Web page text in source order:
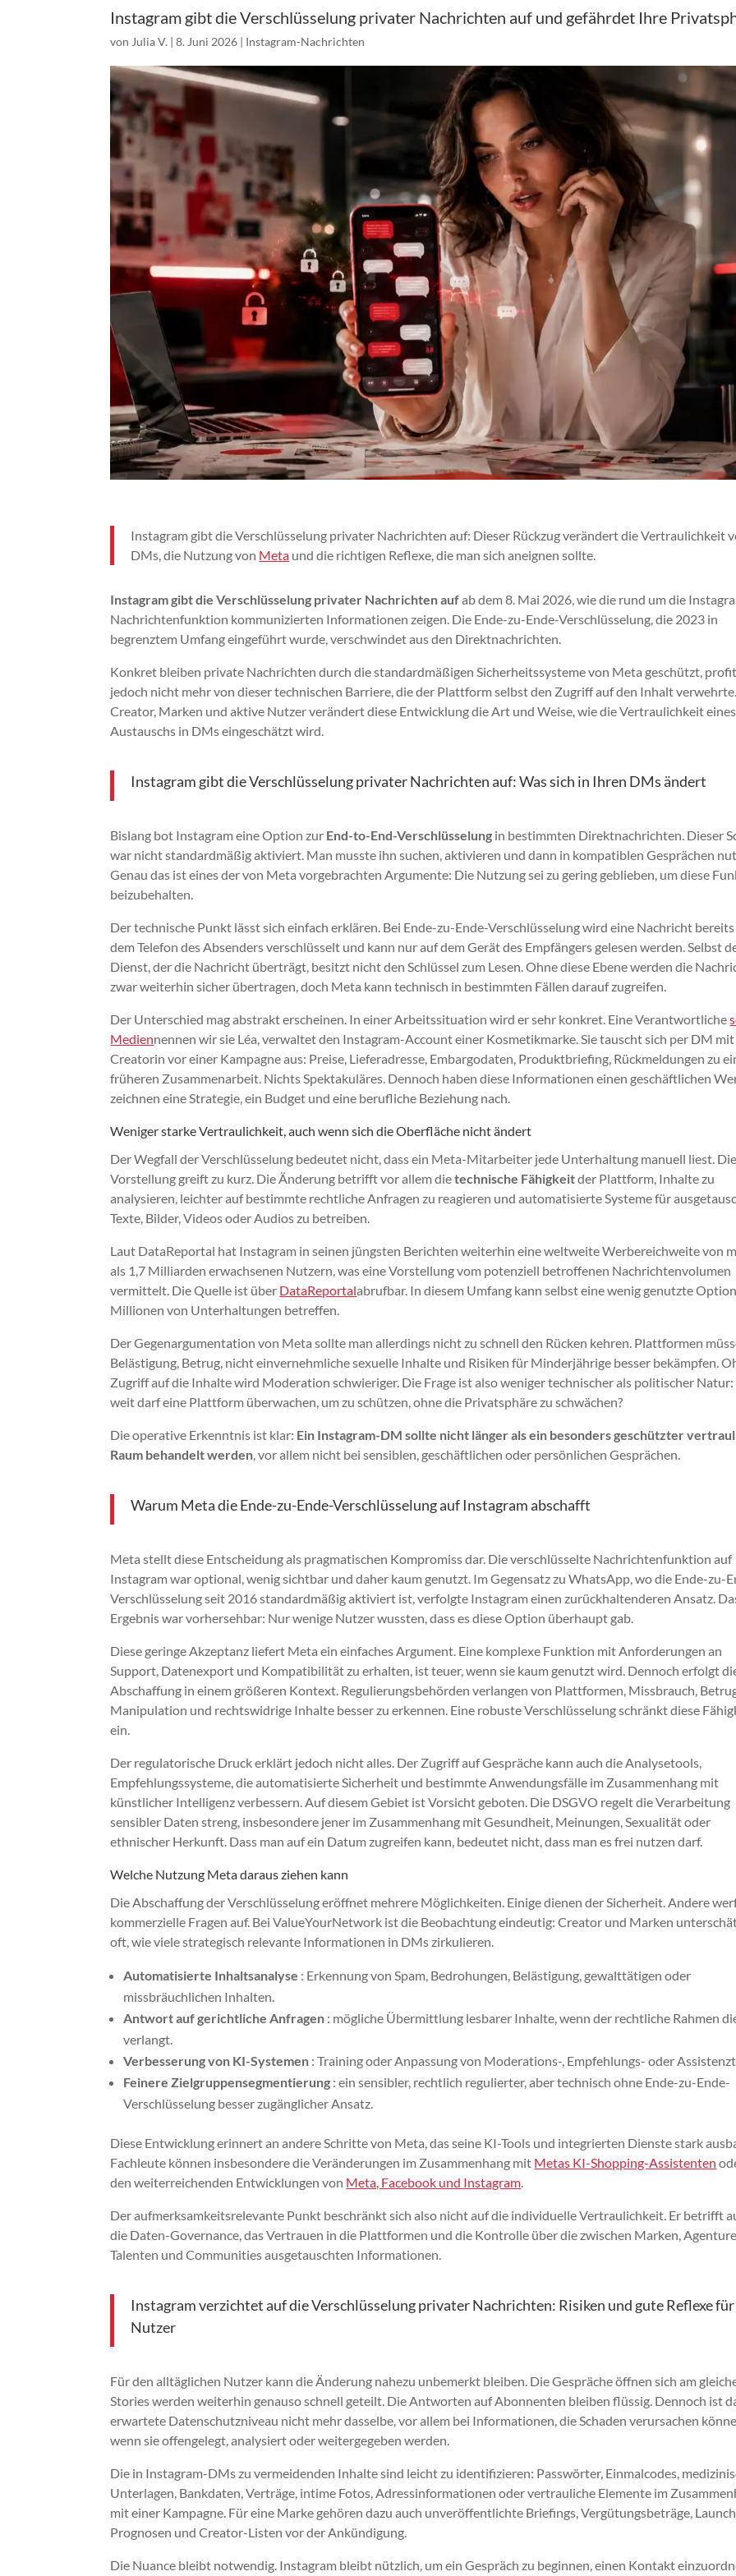
Instagram gibt die Verschlüsselung privater Nachrichten auf und gefährdet Ihre
von Julia V. |8. Juni 2026 | Instagram-Nachrichten
Instagram gibt die Verschlüsselung privater Nachrichten auf: Dieser Rückzug verändert die Vertraulichkeit
DMs, die Nutzung von Meta und die richtigen Reflexe, die man sich aneignen sollte.
Instagram gibt die Verschlüsselung privater Nachrichten aufab dem 8. Mai 2026, wie die rund um die
Nachrichtenfunktion kommunizierten Informationen zeigen. Die Ende-zu-Ende-Verschlüsselung, die 2023 in
begrenztem Umfang eingeführt wurde, verschwindet aus den Direktnachrichten.
Konkret bleiben private Nachrichten durch die standardmäßigen Sicherheitssysteme von Meta geschützt,
jedoch nicht mehr von dieser technischen Barriere, die der Plattform selbst den Zugriff auf den Inhalt
Creator, Marken und aktive Nutzer verändert diese Entwicklung die Art und Weise, wie die Vertraulichkeit eines
Austauschs in DMs eingeschätzt wird.
Instagram gibt die Verschlüsselung privater Nachrichten auf: Was sich in Ihren DMs ändert
Bislang bot Instagram eine Option zur End-to-End-Verschlüsselung in bestimmten Direktnachrichten. Dieser
war nicht standardmäßig aktiviert. Man musste ihn suchen, aktivieren und dann in kompatiblen Gesprächen
Genau das ist eines der von Meta vorgebrachten Argumente: Die Nutzung sei zu gering geblieben, um diese
beizubehalten.
Der technische Punkt lässt sich einfach erklären. Bei Ende-zu-Ende-Verschlüsselung wird eine Nachricht
dem Telefon des Absenders verschlüsselt und kann nur auf dem Gerät des Empfängers gelesen werden. Selbst
Dienst, der die Nachricht überträgt, besitzt nicht den Schlüssel zum Lesen. Ohne diese Ebene werden die
zwar weiterhin sicher übertragen, doch Meta kann technisch in bestimmten Fällen darauf zugreifen.
Der Unterschied mag abstrakt erscheinen. In einer Arbeitssituation wird er sehr konkret. Eine Verantwortliche
Mediennennen wir sie Léa, verwaltet den Instagram-Account einer Kosmetikmarke. Sie tauscht sich per DM
Creatorin vor einer Kampagne aus: Preise, Lieferadresse, Embargodaten, Produktbriefing, Rückmeldungen zu
früheren Zusammenarbeit. Nichts Spektakuläres. Dennoch haben diese Informationen einen geschäftlichen
zeichnen eine Strategie, ein Budget und eine berufliche Beziehung nach.
Weniger starke Vertraulichkeit, auch wenn sich die Oberfläche nicht ändert
Der Wegfall der Verschlüsselung bedeutet nicht, dass ein Meta-Mitarbeiter jede Unterhaltung manuell liest.
Vorstellung greift zu kurz. Die Änderung betrifft vor allem dietechnische Fähigkeitder Plattform, Inhalte zu
analysieren, leichter auf bestimmte rechtliche Anfragen zu reagieren und automatisierte Systeme für
Texte, Bilder, Videos oder Audios zu betreiben.
Laut DataReportal hat Instagram in seinen jüngsten Berichten weiterhin eine weltweite Werbereichweite von
als 1,7 Milliarden erwachsenen Nutzern, was eine Vorstellung vom potenziell betroffenen Nachrichtenvolumen
vermittelt. Die Quelle ist über DataReportalabrufbar. In diesem Umfang kann selbst eine wenig genutzte Option
Millionen von Unterhaltungen betreffen.
Der Gegenargumentation von Meta sollte man allerdings nicht zu schnell den Rücken kehren. Plattformen
Belästigung, Betrug, nicht einvernehmliche sexuelle Inhalte und Risiken für Minderjährige besser bekämpfen.
Zugriff auf die Inhalte wird Moderation schwieriger. Die Frage ist also weniger technischer als politischer
weit darf eine Plattform überwachen, um zu schützen, ohne die Privatsphäre zu schwächen?
Die operative Erkenntnis ist klar: Ein Instagram-DM sollte nicht länger als ein besonders geschützter
Raum behandelt werden, vor allem nicht bei sensiblen, geschäftlichen oder persönlichen Gesprächen.
Warum Meta die Ende-zu-Ende-Verschlüsselung auf Instagram abschafft
Meta stellt diese Entscheidung als pragmatischen Kompromiss dar. Die verschlüsselte Nachrichtenfunktion auf
Instagram war optional, wenig sichtbar und daher kaum genutzt. Im Gegensatz zu WhatsApp, wo die Ende-zu-
Verschlüsselung seit 2016 standardmäßig aktiviert ist, verfolgte Instagram einen zurückhaltenderen Ansatz.
Ergebnis war vorhersehbar: Nur wenige Nutzer wussten, dass es diese Option überhaupt gab.
Diese geringe Akzeptanz liefert Meta ein einfaches Argument. Eine komplexe Funktion mit Anforderungen an
Support, Datenexport und Kompatibilität zu erhalten, ist teuer, wenn sie kaum genutzt wird. Dennoch erfolgt
Abschaffung in einem größeren Kontext. Regulierungsbehörden verlangen von Plattformen, Missbrauch,
Manipulation und rechtswidrige Inhalte besser zu erkennen. Eine robuste Verschlüsselung schränkt diese
ein.
Der regulatorische Druck erklärt jedoch nicht alles. Der Zugriff auf Gespräche kann auch die Analysetools,
Empfehlungssysteme, die automatisierte Sicherheit und bestimmte Anwendungsfälle im Zusammenhang mit
künstlicher Intelligenz verbessern. Auf diesem Gebiet ist Vorsicht geboten. Die DSGVO regelt die Verarbeitung
sensibler Daten streng, insbesondere jener im Zusammenhang mit Gesundheit, Meinungen, Sexualität oder
ethnischer Herkunft. Dass man auf ein Datum zugreifen kann, bedeutet nicht, dass man es frei nutzen darf.
Welche Nutzung Meta daraus ziehen kann
Die Abschaffung der Verschlüsselung eröffnet mehrere Möglichkeiten. Einige dienen der Sicherheit. Andere
kommerzielle Fragen auf. Bei ValueYourNetwork ist die Beobachtung eindeutig: Creator und Marken
oft, wie viele strategisch relevante Informationen in DMs zirkulieren.
Automatisierte Inhaltsanalyse : Erkennung von Spam, Bedrohungen, Belästigung, gewalttätigen oder
missbräuchlichen Inhalten.
Antwort auf gerichtliche Anfragen : mögliche Übermittlung lesbarer Inhalte, wenn der rechtliche Rahmen
verlangt.
Verbesserung von KI-Systemen : Training oder Anpassung von Moderations-, Empfehlungs- oder
Feinere Zielgruppensegmentierung : ein sensibler, rechtlich regulierter, aber technisch ohne Ende-zu-Ende-
Verschlüsselung besser zugänglicher Ansatz.
Diese Entwicklung erinnert an andere Schritte von Meta, das seine KI-Tools und integrierten Dienste stark
Fachleute können insbesondere die Veränderungen im Zusammenhang mit Metas KI-Shopping-Assistenten
den weiterreichenden Entwicklungen von Meta, Facebook und Instagram.
Der aufmerksamkeitsrelevante Punkt beschränkt sich also nicht auf die individuelle Vertraulichkeit. Er betrifft
die Daten-Governance, das Vertrauen in die Plattformen und die Kontrolle über die zwischen Marken,
Talenten und Communities ausgetauschten Informationen.
Instagram verzichtet auf die Verschlüsselung privater Nachrichten: Risiken und gute Reflexe für
Nutzer
Für den alltäglichen Nutzer kann die Änderung nahezu unbemerkt bleiben. Die Gespräche öffnen sich am
Stories werden weiterhin genauso schnell geteilt. Die Antworten auf Abonnenten bleiben flüssig. Dennoch ist
erwartete Datenschutzniveau nicht mehr dasselbe, vor allem bei Informationen, die Schaden verursachen
wenn sie offengelegt, analysiert oder weitergegeben werden.
Die in Instagram-DMs zu vermeidenden Inhalte sind leicht zu identifizieren: Passwörter, Einmalcodes,
Unterlagen, Bankdaten, Verträge, intime Fotos, Adressinformationen oder vertrauliche Elemente im
mit einer Kampagne. Für eine Marke gehören dazu auch unveröffentlichte Briefings, Vergütungsbeträge,
Prognosen und Creator-Listen vor der Ankündigung.
Die Nuance bleibt notwendig. Instagram bleibt nützlich, um ein Gespräch zu beginnen, einen Kontakt